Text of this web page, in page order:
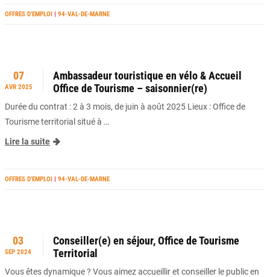
OFFRES D’EMPLOI | 94-VAL-DE-MARNE
07
AVR 2025
Ambassadeur touristique en vélo & Accueil
Office de Tourisme – saisonnier(re)
Durée du contrat : 2 à 3 mois, de juin à août 2025 Lieux : Office de
Tourisme territorial situé à …
Lire la suite
OFFRES D’EMPLOI | 94-VAL-DE-MARNE
03
SEP 2024
Conseiller(e) en séjour, Office de Tourisme
Territorial
Vous êtes dynamique ? Vous aimez accueillir et conseiller le public en